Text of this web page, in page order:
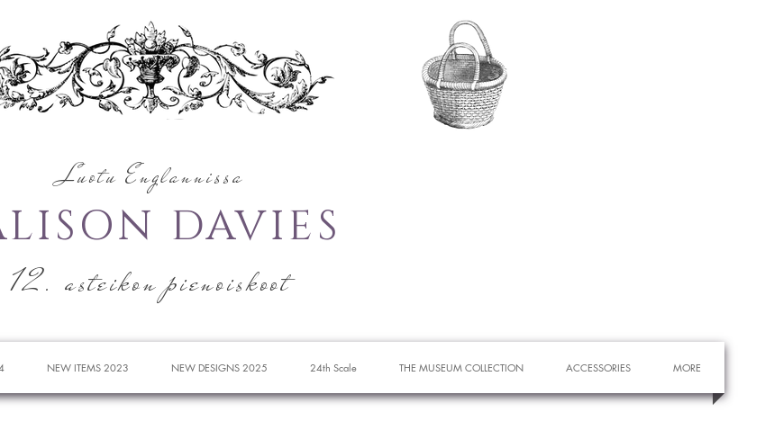
Luotu Englannissa
DAVIES
12. asteikon pienoiskoot
NEW ITEMS 2023 NEW DESIGNS 2025 24th Scale THE MUSEUM COLLECTION ACCESSORIES MORE